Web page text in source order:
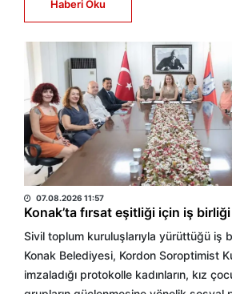
Haberi Oku
BÜLTEN
07.08.2026 11:57
Konak’ta fırsat eşitliği için iş birliği
Sivil toplum kuruluşlarıyla yürüttüğü iş
Konak Belediyesi, Kordon Soroptimist
imzaladığı protokolle kadınların, kız